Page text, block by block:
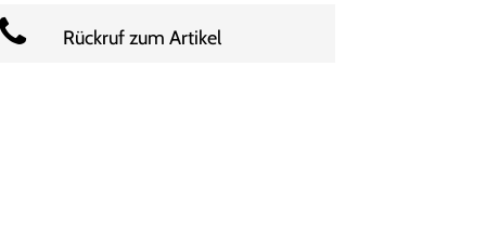
Rückruf zum Artikel